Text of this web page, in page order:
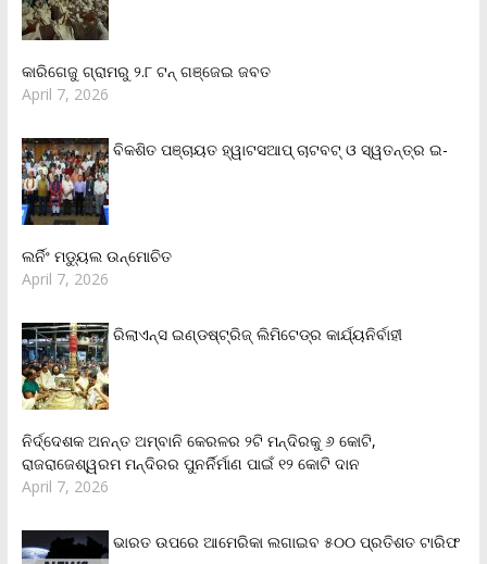
କାରିଗେଜୁ ଗ୍ରାମରୁ ୨.୮ ଟନ୍ ଗଞ୍ଜେଇ ଜବତ
April 7, 2026
ବିକଶିତ ପଞ୍ଚାୟତ ହ୍ୱାଟସଆପ୍ ଚାଟବଟ୍ ଓ ସ୍ୱତନ୍ତ୍ର ଇ-
ଲର୍ନିଂ ମଡ୍ୟୁଲ ଉନ୍ମୋଚିତ
April 7, 2026
ରିଲାଏନ୍‌ସ ଇଣ୍ଡଷ୍ଟ୍ରିଜ୍ ଲିମିଟେଡ୍‌ର କାର୍ଯ୍ୟନିର୍ବାହୀ
ନିର୍ଦ୍ଦେଶକ ଅନନ୍ତ ଅମ୍ବାନି କେରଳର ୨ଟି ମନ୍ଦିରକୁ ୬ କୋଟି,
ରାଜରାଜେଶ୍ୱରମ ମନ୍ଦିରର ପୁନର୍ନିର୍ମାଣ ପାଇଁ ୧୨ କୋଟି ଦାନ
April 7, 2026
ଭାରତ ଉପରେ ଆମେରିକା ଲଗାଇବ ୫୦୦ ପ୍ରତିଶତ ଟାରିଫ